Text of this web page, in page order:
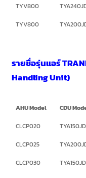
TYV800
TYV800
รายชื่อรุ่นแอร์
Handling Unit)
AHU Model CDU
CLCP020
TYA150JD
CLCP025
CLCP030
TYA150JD